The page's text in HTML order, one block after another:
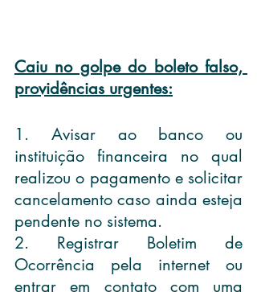
Caiu no golpe do boleto falso,
providências urgentes:
1. Avisar ao banco ou
instituição financeira no qual
realizou o pagamento e solicitar
cancelamento caso ainda esteja
pendente no sistema.
2. Registrar Boletim de
Ocorrência pela internet ou
entrar em contato com uma